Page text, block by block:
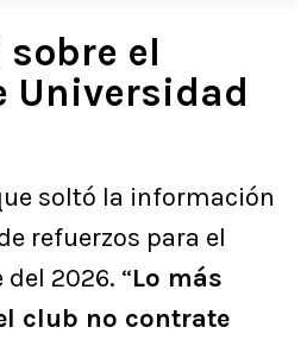
sobre el
Universidad
soltó la información
refuerzos para el
2026. “Lo más
club no contrate